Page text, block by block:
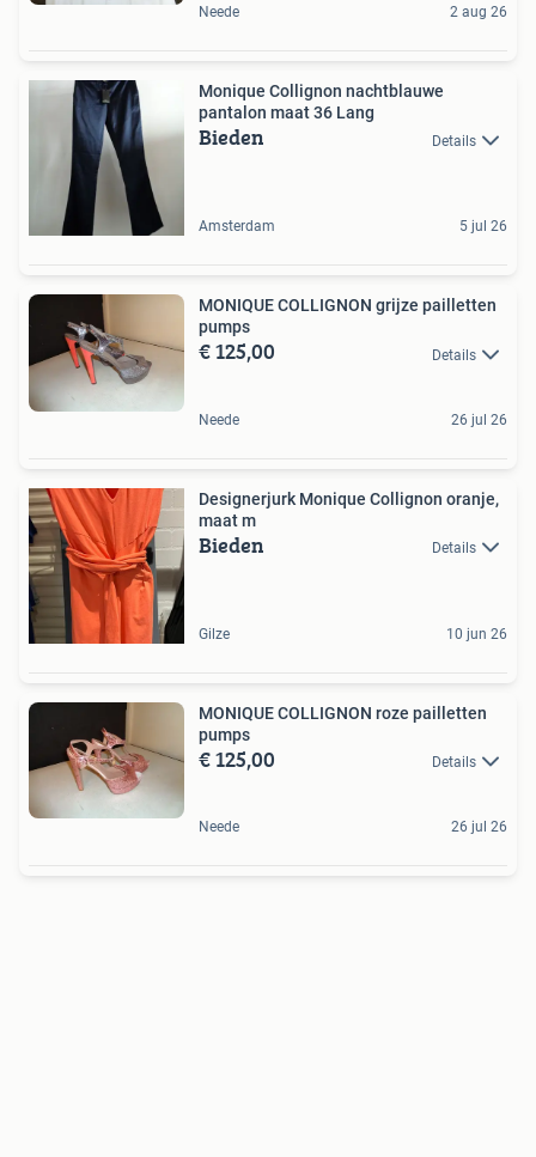
Neede 2 aug 26
Monique Collignon nachtblauwe
pantalon maat 36 Lang
Bieden Details
Amsterdam 5 jul 26
MONIQUE COLLIGNON grijze pailletten
pumps
€ 125,00 Details
Neede 26 jul 26
Designerjurk Monique Collignon oranje,
maat m
Bieden Details
Gilze 10 jun 26
MONIQUE COLLIGNON roze pailletten
pumps
€ 125,00 Details
Neede 26 jul 26